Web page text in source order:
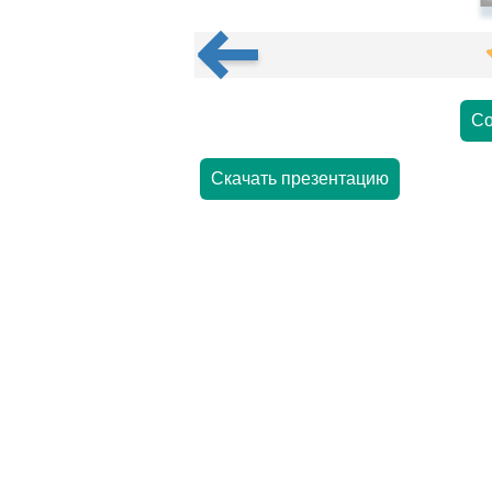
Скачать презентацию